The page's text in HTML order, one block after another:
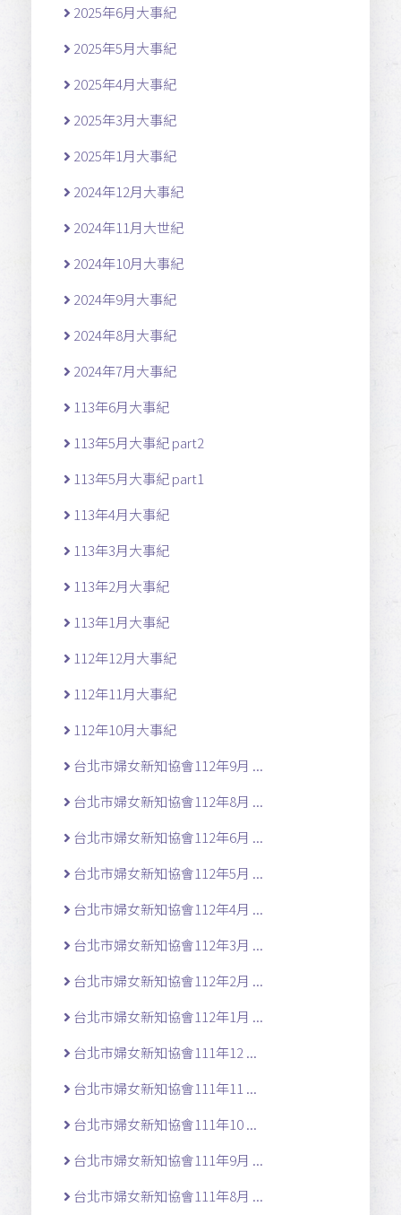
2025年6月大事紀
2025年5月大事紀
2025年4月大事紀
2025年3月大事紀
2025年1月大事紀
2024年12月大事紀
2024年11月大世紀
2024年10月大事紀
2024年9月大事紀
2024年8月大事紀
2024年7月大事紀
113年6月大事紀
113年5月大事紀 part2
113年5月大事紀 part1
113年4月大事紀
113年3月大事紀
113年2月大事紀
113年1月大事紀
112年12月大事紀
112年11月大事紀
112年10月大事紀
台北市婦女新知協會112年9月 ...
台北市婦女新知協會112年8月 ...
台北市婦女新知協會112年6月 ...
台北市婦女新知協會112年5月 ...
台北市婦女新知協會112年4月 ...
台北市婦女新知協會112年3月 ...
台北市婦女新知協會112年2月 ...
台北市婦女新知協會112年1月 ...
台北市婦女新知協會111年12 ...
台北市婦女新知協會111年11 ...
台北市婦女新知協會111年10 ...
台北市婦女新知協會111年9月 ...
台北市婦女新知協會111年8月 ...